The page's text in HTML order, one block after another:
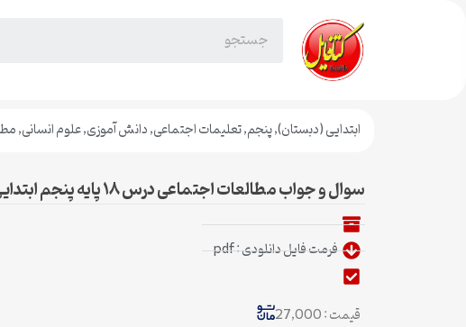
ابتدایی (دبستان),پنجم,تعلیمات اجتماعی,دانش آموزی,علوم انسانی,
سوال و جواب مطالعات اجتماعی درس ۱۸ پایه پنجم ابتدایی
فرمت فایل دانلودی : pdf
قیمت : 27,000